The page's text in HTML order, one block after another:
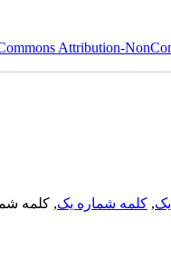
Attribution-
, کلمه شماره یک, کلمه